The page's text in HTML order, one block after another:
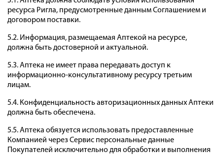
ресурса Ригла, предусмотренные данным Соглашением и
договором поставки.
5.2. Информация, размещаемая Аптекой на ресурсе,
должна быть достоверной и актуальной.
5.3. Аптека не имеет права передавать доступ к
информационно-консультативному ресурсу третьим
лицам.
5.4. Конфиденциальность авторизационных данных Аптеки
должна быть обеспечена.
5.5. Аптека обязуется использовать предоставленные
Компанией через Сервис персональные данные
Покупателей исключительно для обработки и выполнения